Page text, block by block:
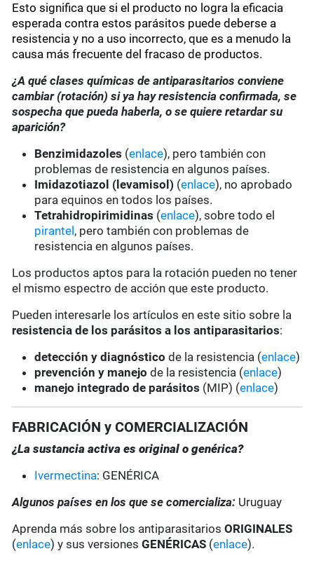
Esto significa que si el producto no logra la eficacia
esperada contra estos parásitos puede deberse a
resistencia y no a uso incorrecto, que es a menudo la
causa más frecuente del fracaso de productos.
¿A qué clases químicas de antiparasitarios conviene
cambiar (rotación) si ya hay resistencia confirmada, se
sospecha que pueda haberla, o se quiere retardar su
aparición?
Benzimidazoles (enlace), pero también con
problemas de resistencia en algunos países.
Imidazotiazol (levamisol) (enlace), no aprobado
para equinos en todos los países.
Tetrahidropirimidinas (enlace), sobre todo el
pirantel , pero también con problemas de
resistencia en algunos países.
Los productos aptos para la rotación pueden no tener
el mismo espectro de acción que este producto.
Pueden interesarle los artículos en este sitio sobre la
resistencia de los parásitos a los antiparasitarios:
detección y diagnóstico de la resistencia (enlace)
prevención y manejo de la resistencia (enlace)
manejo integrado de parásitos (MIP) (enlace)
FABRICACIÓN y COMERCIALIZACIÓN
¿La sustancia activa es original o genérica?
Ivermectina: GENÉRICA
Algunos países en los que se comercializa: Uruguay
Aprenda más sobre los antiparasitariosORIGINALES
(enlace) y sus versionesGENÉRICAS (enlace).